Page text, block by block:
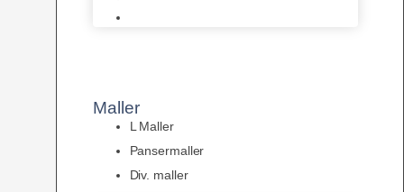
Maller
L Maller
Pansermaller
Div. maller